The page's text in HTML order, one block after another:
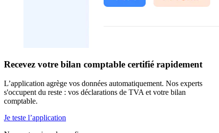
Recevez votre bilan comptable certifié rapidement
L’application agrège vos données automatiquement. Nos experts
s'occupent du reste : vos déclarations de TVA et votre bilan
comptable.
Je teste l’application